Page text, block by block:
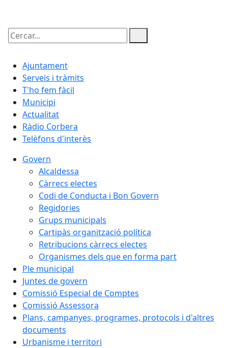
Cercar:
Ajuntament
Serveis i tràmits
T'ho fem fàcil
Municipi
Actualitat
Ràdio Corbera
Telèfons d'interès
Govern
Alcaldessa
Càrrecs electes
Codi de Conducta i Bon Govern
Regidories
Grups municipals
Cartipàs organització política
Retribucions càrrecs electes
Organismes dels que en forma part
Ple municipal
Juntes de govern
Comissió Especial de Comptes
Comissió Assessora
Plans, campanyes, programes, protocols i d'altres
documents
Urbanisme i territori